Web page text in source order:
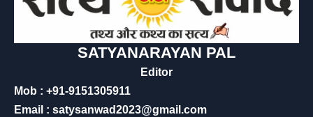
SATYANARAYAN PAL
Editor
Mob : +91-9151305911
Email : satysanwad2023@gmail.com